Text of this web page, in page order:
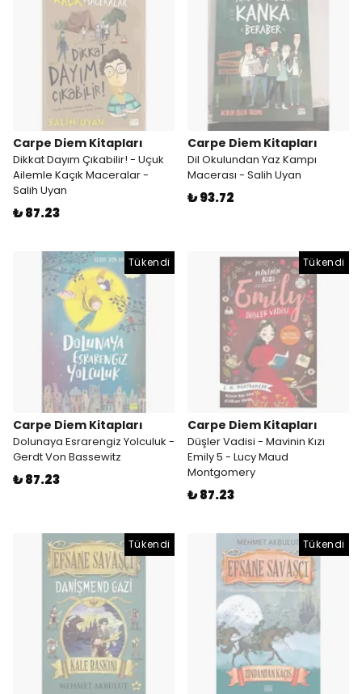
Carpe Diem Kitapları
Dikkat Dayım Çıkabilir! - Uçuk
Ailemle Kaçık Maceralar -
Salih Uyan
₺ 87.23
Carpe Diem Kitapları
Dil Okulundan Yaz Kampı
Macerası - Salih Uyan
₺ 93.72
Tükendi
Carpe Diem Kitapları
Dolunaya Esrarengiz Yolculuk -
Gerdt Von Bassewitz
₺ 87.23
Tükendi
Carpe Diem Kitapları
Düşler Vadisi - Mavinin Kızı
Emily 5 - Lucy Maud
Montgomery
₺ 87.23
Tükendi Tükendi